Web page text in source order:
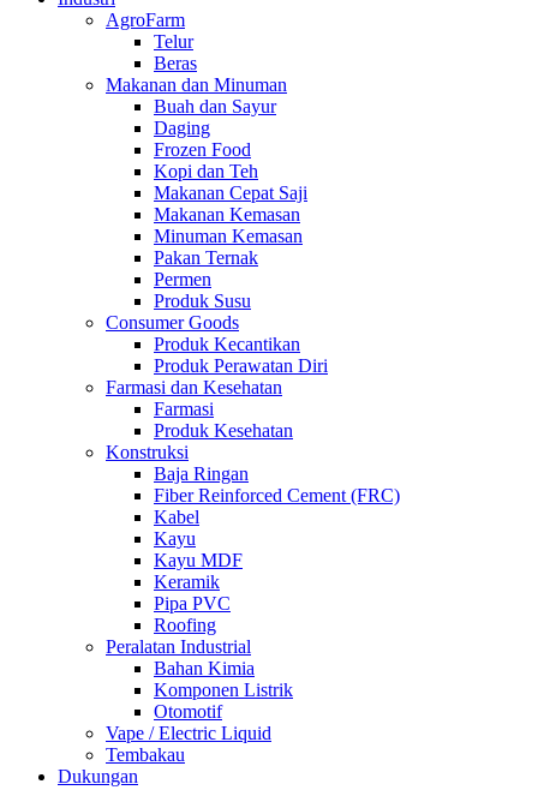
AgroFarm
Telur
Beras
Makanan dan Minuman
Buah dan Sayur
Daging
Frozen Food
Kopi dan Teh
Makanan Cepat Saji
Makanan Kemasan
Minuman Kemasan
Pakan Ternak
Permen
Produk Susu
Consumer Goods
Produk Kecantikan
Produk Perawatan Diri
Farmasi dan Kesehatan
Farmasi
Produk Kesehatan
Konstruksi
Baja Ringan
Fiber Reinforced Cement (FRC)
Kabel
Kayu
Kayu MDF
Keramik
Pipa PVC
Roofing
Peralatan Industrial
Bahan Kimia
Komponen Listrik
Otomotif
Vape / Electric Liquid
Tembakau
Dukungan